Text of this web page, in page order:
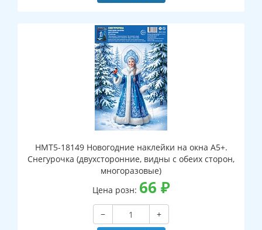
НМТ5-18149 Новогодние наклейки на окна А5+.
Снегурочка (двухсторонние, видны с обеих сторон,
многоразовые)
Цена розн: 66 ₽
−
+